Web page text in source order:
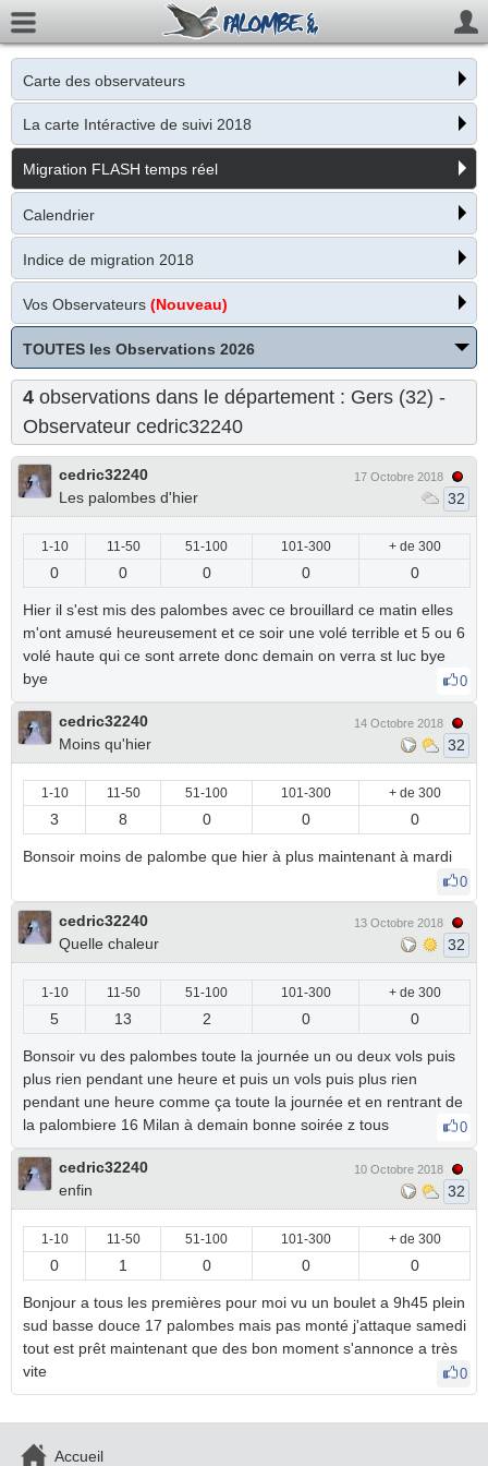
Carte des observateurs
La carte Intéractive de suivi 2018
Migration FLASH temps réel
Calendrier
Indice de migration 2018
Vos Observateurs (Nouveau)
TOUTES les Observations 2026
4 observations dans le département : Gers (32) -
Observateur cedric32240
cedric32240
Les palombes d'hier
17 Octobre 2018
32
1-10 11-50 51-100 101-300 + de 300
0 0 0 0 0
Hier il s'est mis des palombes avec ce brouillard ce matin elles
m'ont amusé heureusement et ce soir une volé terrible et 5 ou 6
volé haute qui ce sont arrete donc demain on verra st luc bye
bye
0
cedric32240
Moins qu'hier
14 Octobre 2018
32
1-10 11-50 51-100 101-300 + de 300
3 8 0 0 0
Bonsoir moins de palombe que hier à plus maintenant à mardi
0
cedric32240
Quelle chaleur
13 Octobre 2018
32
1-10 11-50 51-100 101-300 + de 300
5 13 2 0 0
Bonsoir vu des palombes toute la journée un ou deux vols puis
plus rien pendant une heure et puis un vols puis plus rien
pendant une heure comme ça toute la journée et en rentrant de
la palombiere 16 Milan à demain bonne soirée z tous
0
cedric32240
enfin
10 Octobre 2018
32
1-10 11-50 51-100 101-300 + de 300
0 1 0 0 0
Bonjour a tous les premières pour moi vu un boulet a 9h45 plein
sud basse douce 17 palombes mais pas monté j'attaque samedi
tout est prêt maintenant que des bon moment s'annonce a très
vite
0
Accueil